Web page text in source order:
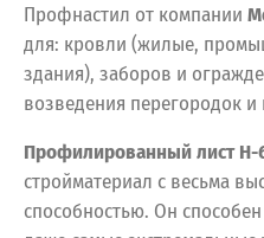
Профнастил от компании
для: кровли (жилые,
здания), заборов и
возведения перегородок и
Профилированный лист Н-
стройматериал с весьма
способностью. Он